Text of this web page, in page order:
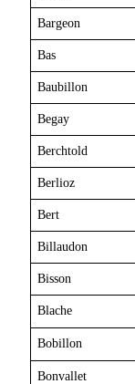
Bargeon
Bas
Baubillon
Begay
Berchtold
Berlioz
Bert
Billaudon
Bisson
Blache
Bobillon
Bonvallet